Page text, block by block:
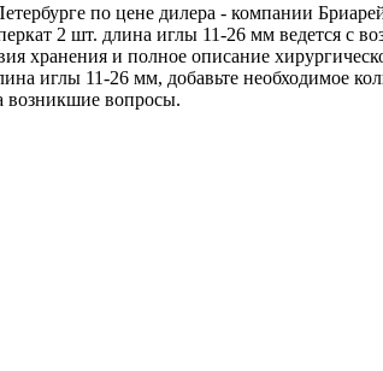
по цене дилера - компании
2 шт. длина иглы 11-26 мм ведется с
хранения и полное описание
иглы 11-26 мм, добавьте необходимое
возникшие вопросы.